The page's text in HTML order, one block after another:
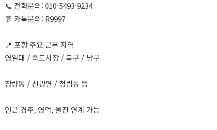
📞 전화문의: 010-5493-9234
💬 카톡문의: R9997
📍 포항 주요 근무 지역
영일대 / 죽도시장 / 북구 / 남구
장량동 / 신광면 / 청림동 등
인근 경주, 영덕, 울진 연계 가능